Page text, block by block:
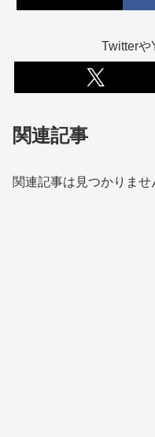
Twitterや
関連記事
関連記事は見つかりませ